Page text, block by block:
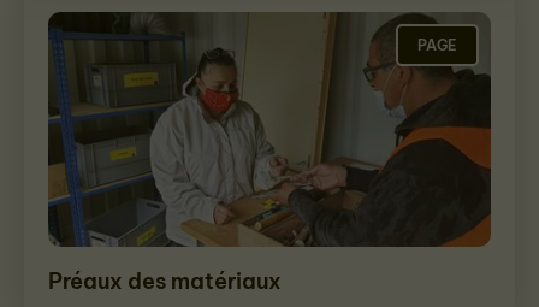
Préaux des matériaux
PAGE